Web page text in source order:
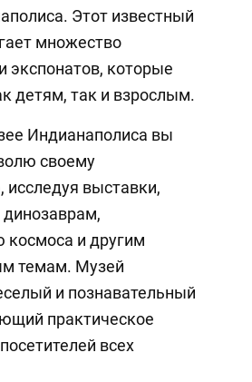
Этот известный
множество
экспонатов, которые
детям, так и взрослым.
Индианаполиса вы
своему
выставки,
космоса и другим
темам. Музей
и познавательный
практическое
всех